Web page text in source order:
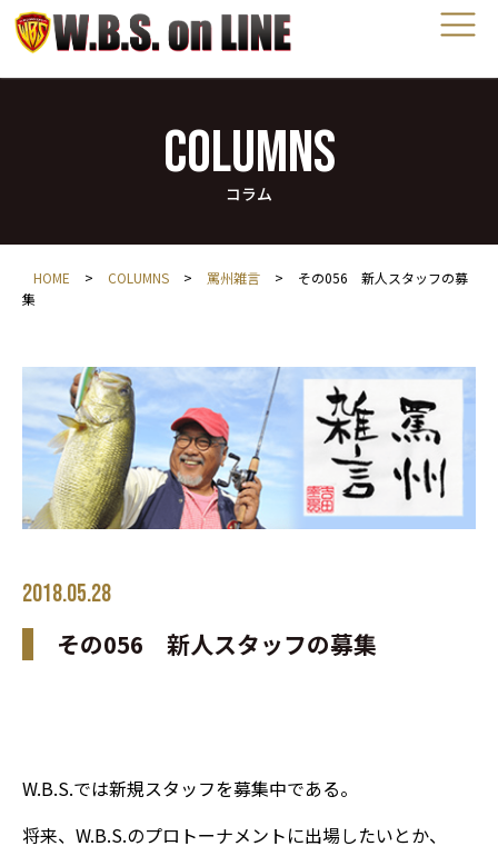
COLUMNS
コラム
HOME > COLUMNS > 罵州雑言 >
その056 新人スタッフの募
集
2018.05.28
その056 新人スタッフの募集
W.B.S.では新規スタッフを募集中である。
将来、W.B.S.のプロトーナメントに出場したいとか、